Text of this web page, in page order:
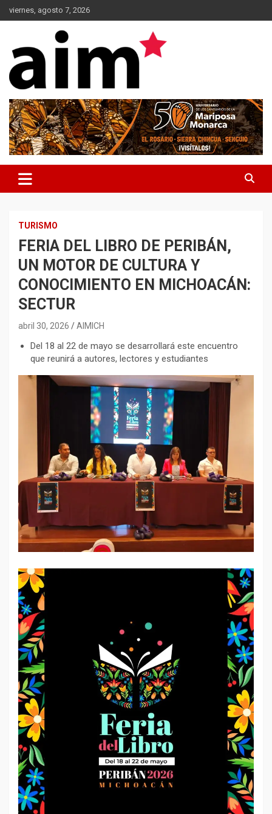
Skip
to
viernes, agosto 7, 2026
AIM*
TURISMO
FERIA DEL LIBRO DE PERIBÁN,
UN MOTOR DE CULTURA Y
CONOCIMIENTO EN MICHOACÁN:
SECTUR
abril 30, 2026 AIMICH
⁠Del 18 al 22 de mayo se desarrollará este encuentro
que reunirá a autores, lectores y estudiantes